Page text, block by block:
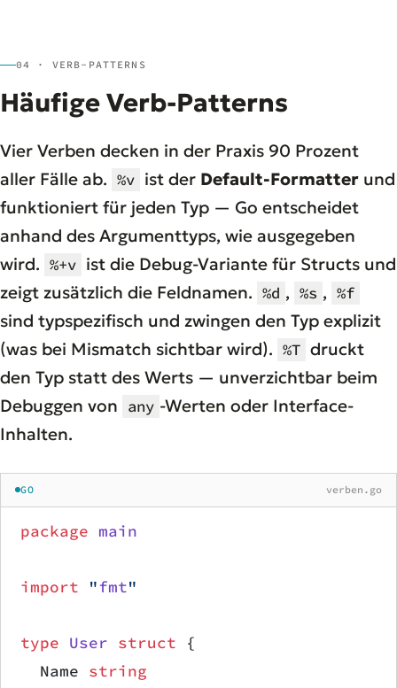
04 · VERB-PATTERNS
Häufige Verb-Patterns
Vier Verben decken in der Praxis 90 Prozent
aller Fälle ab. %v ist der Default-Formatter und
funktioniert für jeden Typ — Go entscheidet
anhand des Argumenttyps, wie ausgegeben
wird. %+v ist die Debug-Variante für Structs und
zeigt zusätzlich die Feldnamen. %d , %s , %f
sind typspezifisch und zwingen den Typ explizit
(was bei Mismatch sichtbar wird). %T druckt
den Typ statt des Werts — unverzichtbar beim
Debuggen von any -Werten oder Interface-
Inhalten.
GO verben.go
package main
import "fmt"
type User struct {
	Name
string